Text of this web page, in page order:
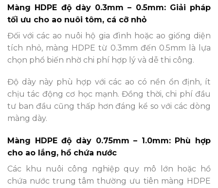
Màng HDPE độ dày 0.3mm – 0.5mm: Giải pháp
tối ưu cho ao nuôi tôm, cá cỡ nhỏ
Đối với các ao nuôi hộ gia đình hoặc ao giống diện
tích nhỏ, màng HDPE từ 0.3mm đến 0.5mm là lựa
chọn phổ biến nhờ chi phí hợp lý và dễ thi công.
Độ dày này phù hợp với các ao có nền ổn định, ít
chịu tác động cơ học mạnh. Đồng thời, chi phí đầu
tư ban đầu cũng thấp hơn đáng kể so với các dòng
màng dày.
Màng HDPE độ dày 0.75mm – 1.0mm: Phù hợp
cho ao lắng, hồ chứa nước
Các khu nuôi công nghiệp quy mô lớn hoặc hồ
chứa nước trung tâm thường ưu tiên màng HDPE